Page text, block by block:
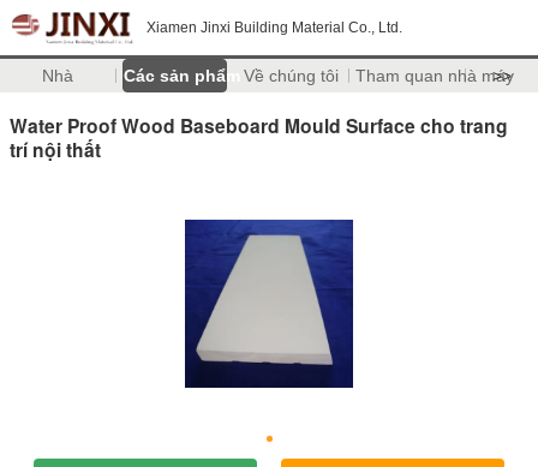
Xiamen Jinxi Building Material Co., Ltd.
Nhà Các sản phẩm Về chúng tôi Tham quan nhà máy
>>
Water Proof Wood Baseboard Mould Surface cho trang
trí nội thất